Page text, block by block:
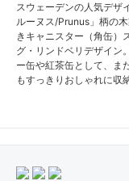
スウェーデンの人気デザ
ルーヌス/Prunus」柄の
きキャニスター（角缶）
グ・リンドベリデザイン
ー缶や紅茶缶として、ま
もすっきりおしゃれに収